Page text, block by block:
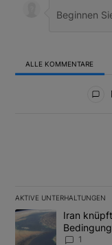
ALLE KOMMENTARE
AKTIVE UNTERHALTUNGEN
Das Folgende ist
Ein Trendartikel mit
Iran
1